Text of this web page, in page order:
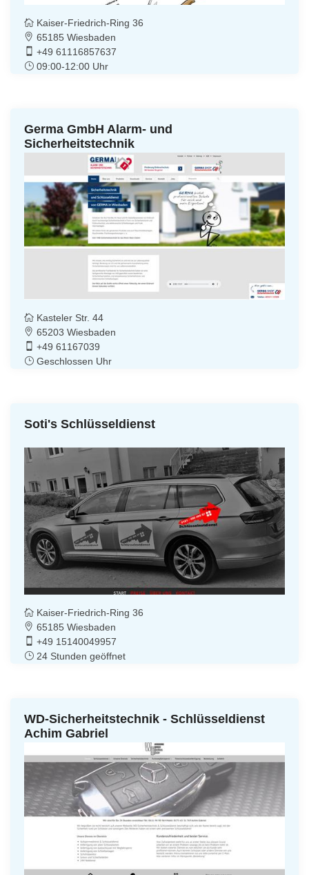
Kaiser-Friedrich-Ring 36
65185 Wiesbaden
+49 61116857637
09:00-12:00 Uhr
Germa GmbH Alarm- und
Sicherheitstechnik
Kasteler Str. 44
65203 Wiesbaden
+49 61167039
Geschlossen Uhr
Soti's Schlüsseldienst
Kaiser-Friedrich-Ring 36
65185 Wiesbaden
+49 15140049957
24 Stunden geöffnet
WD-Sicherheitstechnik - Schlüsseldienst
Achim Gabriel